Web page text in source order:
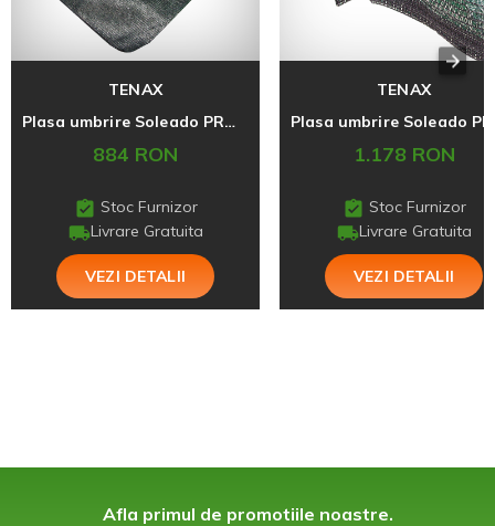
TENAX
Plasa umbrire Soleado PRO verde 1,5x100
884 RON
Stoc Furnizor
Livrare Gratuita
VEZI DETALII
TENAX
1.178 RON
Stoc Furnizor
Livrare Gratuita
VEZI DETALII
Afla primul de promotiile noastre.